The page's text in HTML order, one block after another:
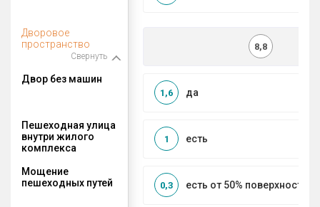
Дворовое
пространство
Свернуть
8,8
Двор без машин
да
1,6
Пешеходная улица
внутри жилого
комплекса
есть
1
Мощение
пешеходных путей
есть от 50% поверхности
0,3